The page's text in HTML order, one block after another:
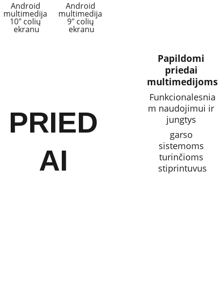
Android
multimedija
10" colių
ekranu
Android
multimedija
9" colių
ekranu
PRIED
AI
Papildomi
priedai
multimedijoms
Funkcionalesnia
m naudojimui ir
jungtys
garso
sistemoms
turinčioms
stiprintuvus